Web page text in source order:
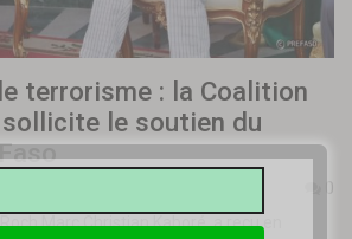
terrorisme : la Coalition
le soutien du
0
Marc Christian Kaboré, a reçu en